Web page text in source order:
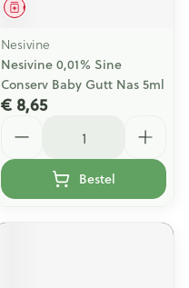
Geneesmiddel
Nesivine
Nesivine 0,01% Sine
Conserv Baby Gutt Nas 5ml
€ 8,65
Bestel